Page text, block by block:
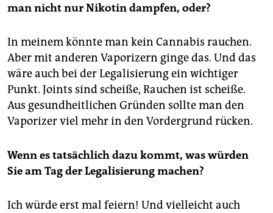
man nicht nur Nikotin dampfen, oder?
In meinem könnte man kein Cannabis rauchen.
Aber mit anderen Vaporizern ginge das. Und das
wäre auch bei der Legalisierung ein wichtiger
Punkt. Joints sind scheiße, Rauchen ist scheiße.
Aus gesundheitlichen Gründen sollte man den
Vaporizer viel mehr in den Vordergrund rücken.
Wenn es tatsächlich dazu kommt, was würden
Sie am Tag der Legalisierung machen?
Ich würde erst mal feiern! Und vielleicht auch